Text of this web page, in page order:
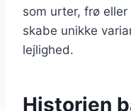
som urter, frø
skabe unikke
lejlighed.
Historien